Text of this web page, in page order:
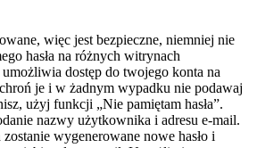
więc jest bezpieczne, niemniej nie
hasła na różnych witrynach
dostęp do twojego konta na
je i w żadnym wypadku nie podawaj
użyj funkcji „Nie pamiętam hasła”.
nazwy użytkownika i adresu e-mail.
wygenerowane nowe hasło i